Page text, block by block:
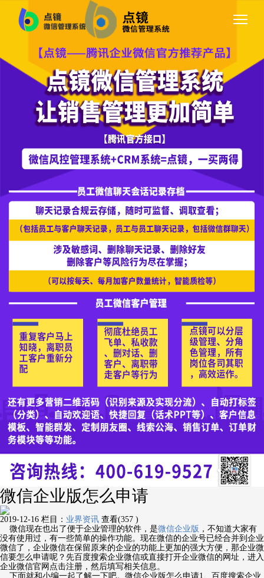
微信企业版怎么申请
2019-12-16 栏目： 业界资讯 查看(357 )
微信现在也出了便于企业管理的软件，是微信企业版 ，不知道大家有
没有使用过，有一些简单的操作功能。现在微信的企业号已经合并到企业
微信了，企业微信在保留原来的企业的功能上更加的强大方便，那企业微
信要怎么申请呢？先百度搜索企业微信或直接打开企业微信的网址，进入
企业微信官网点击注册，然后填写相关信息。
下面就和小编一起了解一下吧。微信企业版怎么申请1、百度搜索企业